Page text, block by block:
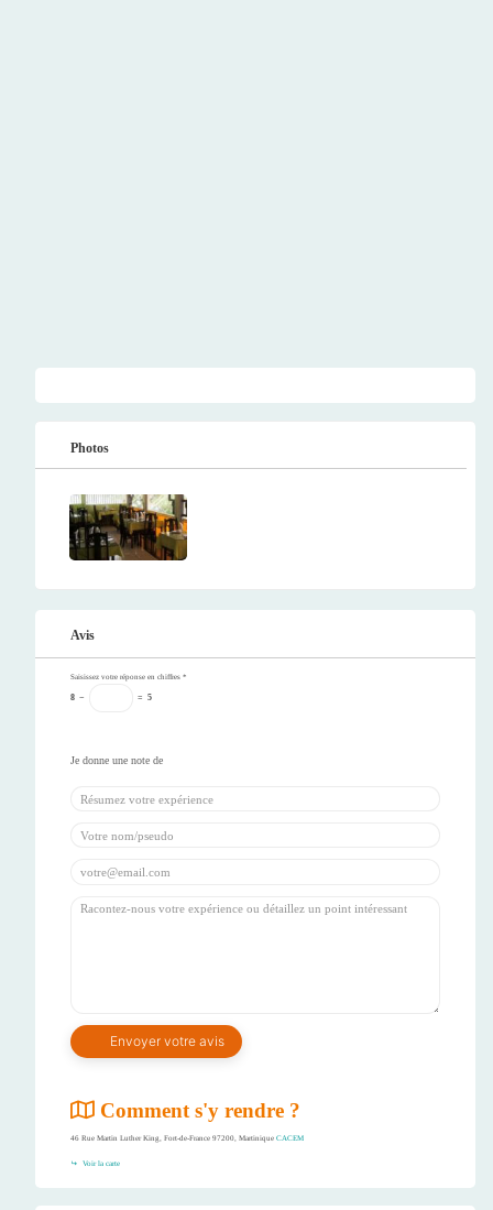
Photos
Avis
Saisissez votre réponse en chiffres *
8 − = 5
Comment s'y rendre ?
46 Rue Martin Luther King, Fort-de-France 97200, Martinique CACEM
Voir la carte